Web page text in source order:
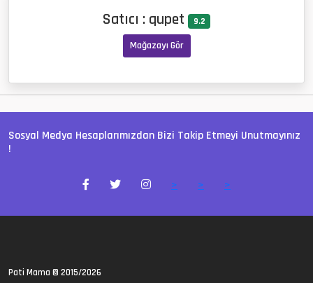
Satıcı : qupet 9.2
Mağazayı Gör
Sosyal Medya Hesaplarımızdan Bizi Takip Etmeyi Unutmayınız
!
> > >
Pati Mama © 2015/2026